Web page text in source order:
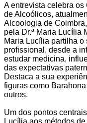
A entrevista celebra
de Alcoólicos,
Alcoologia de
pela Dr.ª Maria Lucília
Maria Lucília partilha
profissional, desde a
estudar medicina,
das expectativas
Destaca a sua
figuras como
outros.
Um dos pontos